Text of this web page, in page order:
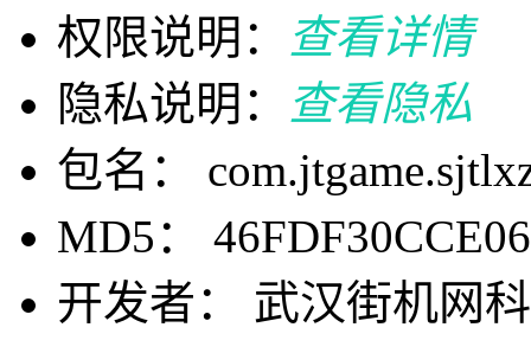
权限说明：
查看详情
隐私说明：
查看隐私
包名：
MD5：
开发者： 武汉街机网